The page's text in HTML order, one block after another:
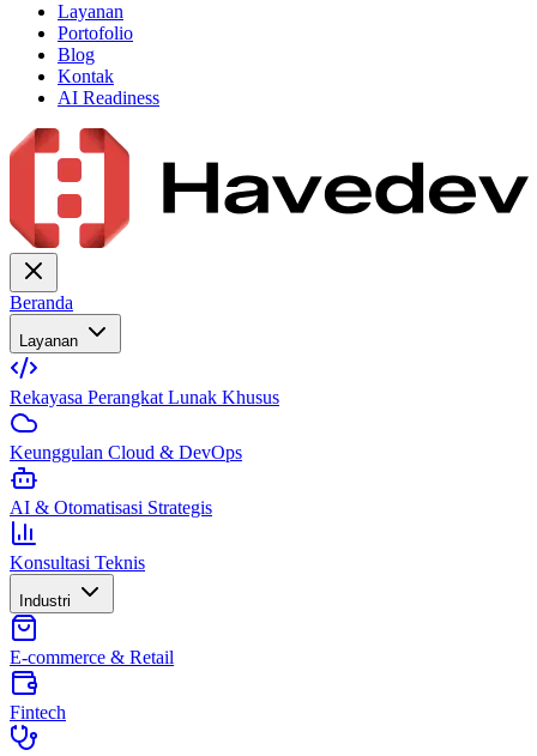
Layanan
Portofolio
Blog
Kontak
AI Readiness
Beranda
Layanan
Rekayasa Perangkat Lunak Khusus
Keunggulan Cloud & DevOps
AI & Otomatisasi Strategis
Konsultasi Teknis
Industri
E-commerce & Retail
Fintech